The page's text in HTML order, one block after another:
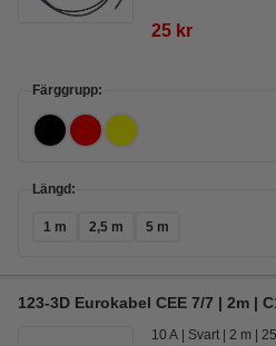
25 kr
Färggrupp:
Längd:
1 m 2,5 m 5 m
123-3D Eurokabel CEE 7/7 | 2m |
10 A Svart 2 m